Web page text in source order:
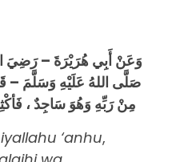
وَعَنْ أَبِي هُرَيْرَةَ – رَضِيَ
صَلَّى اللهُ عَلَيْهِ وَسَلَّمَ –
مِنْ رَبِّهِ وَهُوَ سَاجِدٌ ،
‘anhu,